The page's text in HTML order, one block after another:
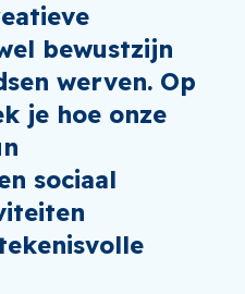
bewustzijn
werven. Op
je hoe onze
sociaal